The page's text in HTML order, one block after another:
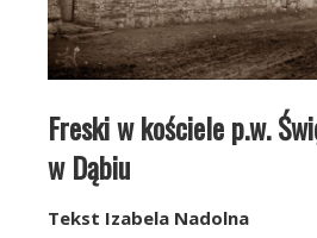
Freski w kościele p.w.
w Dąbiu
Tekst Izabela Nadolna